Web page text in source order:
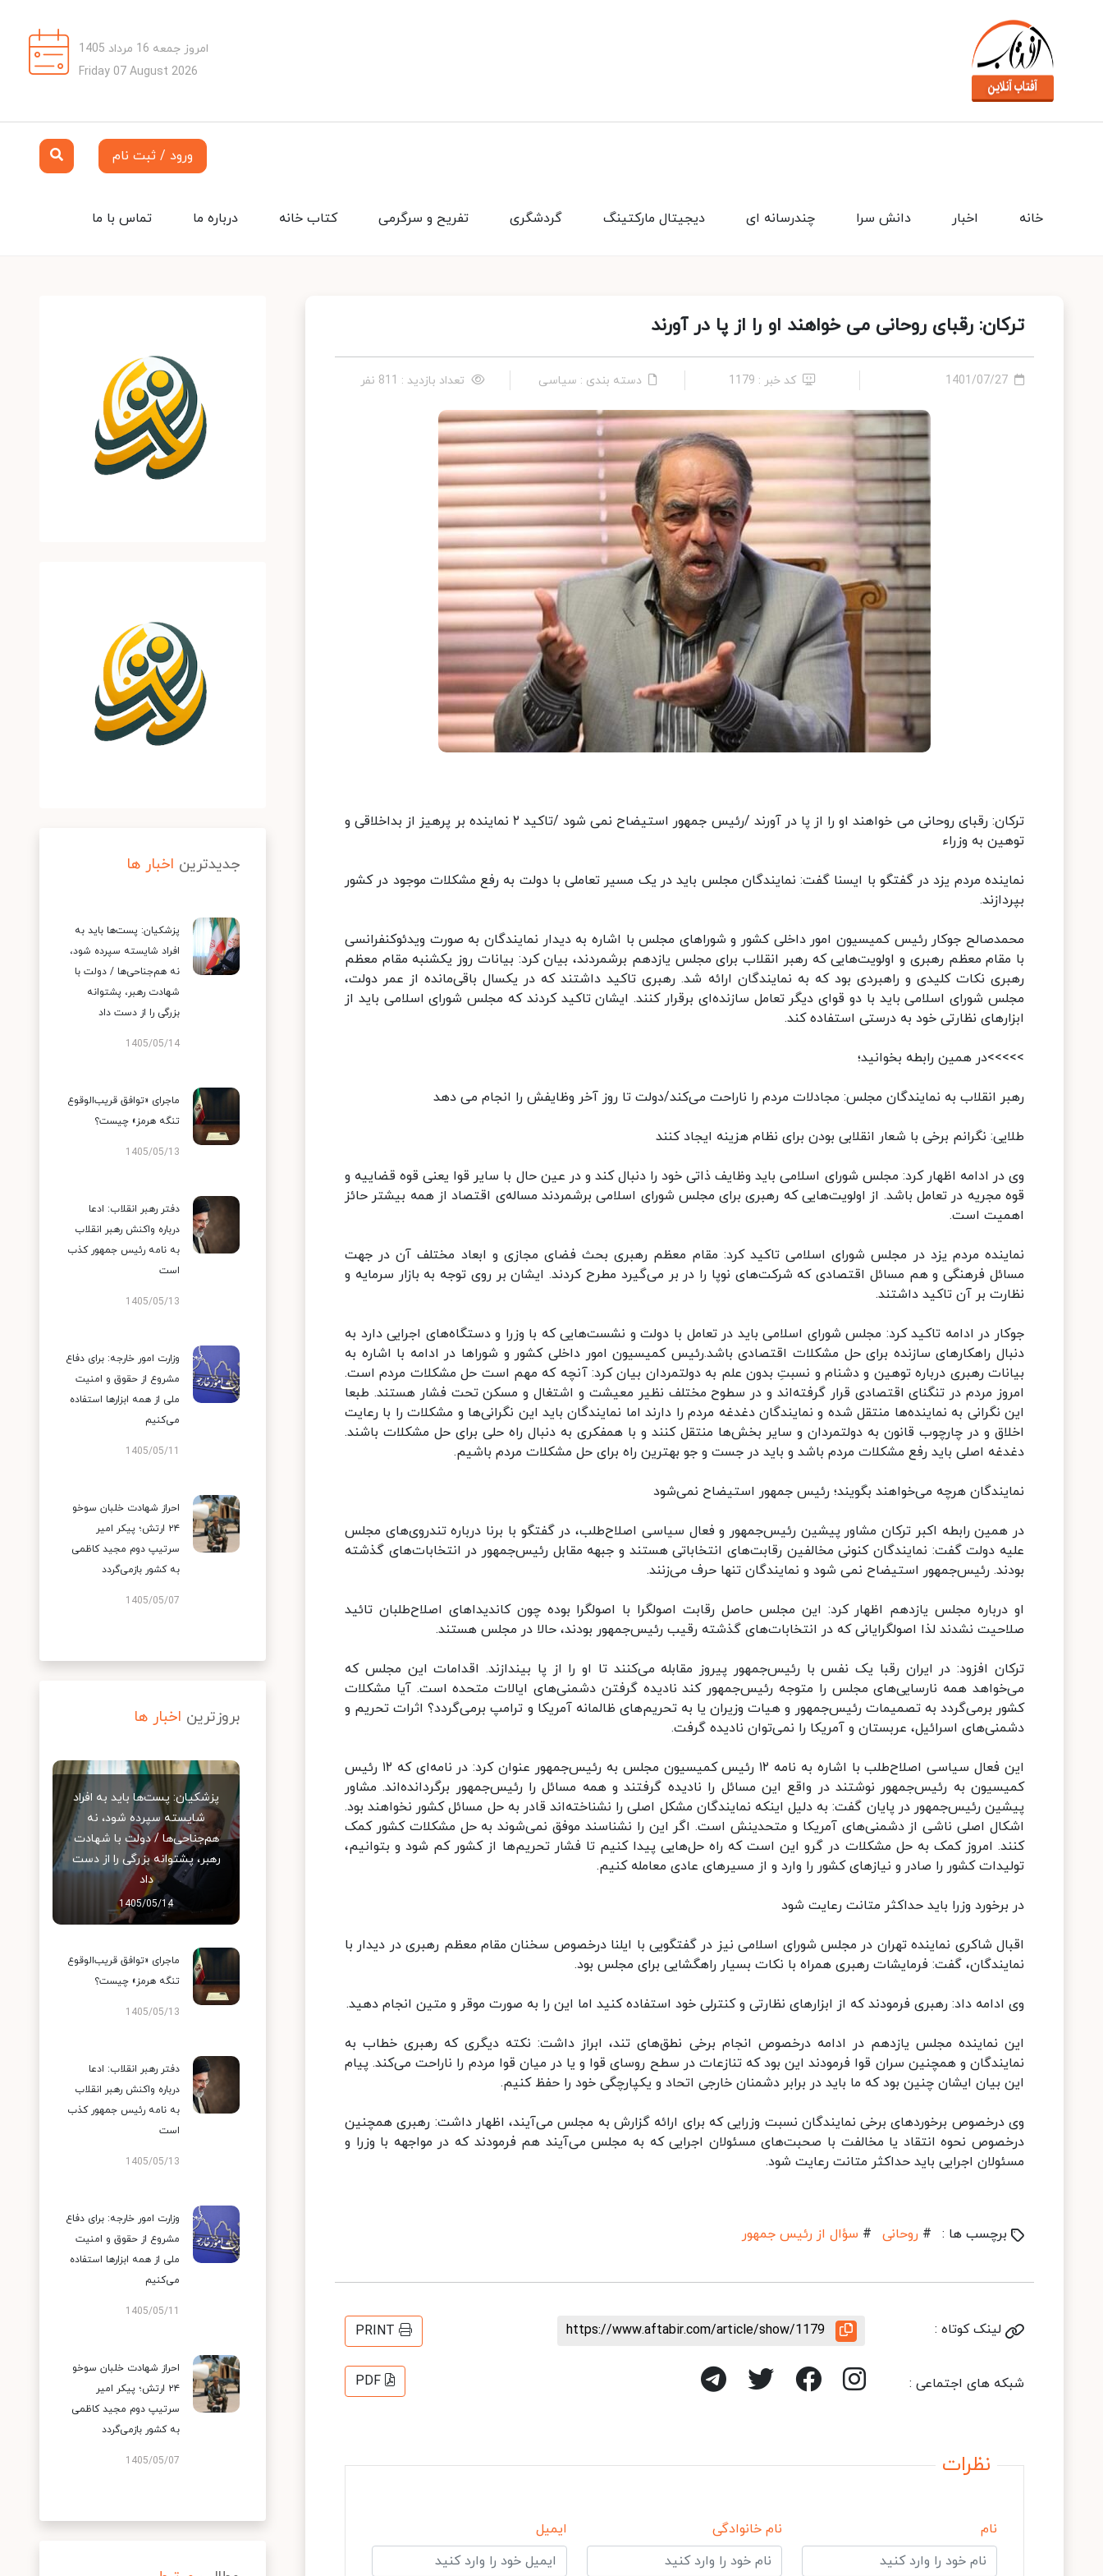
امروز جمعه 16 مرداد 1405
Friday 07 August 2026
ورود / ثبت نام
تماس با ما درباره ما کتاب خانه تفریح و سرگرمی گردشگری دیجیتال مارکتینگ چندرسانه ای دانش سرا اخبار خانه
ترکان: رقبای روحانی می خواهند او را از پا در آورند
1401/07/27 کد خبر : 1179 دسته بندی : سیاسی تعداد بازدید : 811 نفر
ترکان: رقبای روحانی می خواهند او را از پا در آورند /رئیس جمهور استیضاح نمی شود /تاکید ۲ نماینده بر پرهیز از بداخلاقی و
توهین به وزراء
نماینده مردم یزد در گفتگو با ایسنا گفت: نمایندگان مجلس باید در یک مسیر تعاملی با دولت به رفع مشکلات موجود در کشور
بپردازند.
محمدصالح جوکار رئیس کمیسیون امور داخلی کشور و شوراهای مجلس با اشاره به دیدار نمایندگان به صورت ویدئوکنفرانسی
با مقام معظم رهبری و اولویت‌هایی که رهبر انقلاب برای مجلس یازدهم برشمردند، بیان کرد: بیانات روز یکشنبه مقام معظم
رهبری نکات کلیدی و راهبردی بود که به نمایندگان ارائه شد. رهبری تاکید داشتند که در یکسال باقی‌مانده از عمر دولت،
مجلس شورای اسلامی باید با دو قوای دیگر تعامل سازنده‌ای برقرار کنند. ایشان تاکید کردند که مجلس شورای اسلامی باید از
ابزارهای نظارتی خود به درستی استفاده کند.
>>>>>در همین رابطه بخوانید؛
رهبر انقلاب به نمایندگان مجلس: مجادلات مردم را ناراحت می‌کند/دولت تا روز آخر وظایفش را انجام می دهد
طلایی: نگرانم برخی با شعار انقلابی بودن برای نظام هزینه ایجاد کنند
وی در ادامه اظهار کرد: مجلس شورای اسلامی باید وظایف ذاتی خود را دنبال کند و در عین حال با سایر قوا یعنی قوه قضاییه و
قوه مجریه در تعامل باشد. از اولویت‌هایی که رهبری برای مجلس شورای اسلامی برشمردند مساله‌ی اقتصاد از همه بیشتر حائز
اهمیت است.
نماینده مردم یزد در مجلس شورای اسلامی تاکید کرد: مقام معظم رهبری بحث فضای مجازی و ابعاد مختلف آن در جهت
مسائل فرهنگی و هم مسائل اقتصادی که شرکت‌های نوپا را در بر می‌گیرد مطرح کردند. ایشان بر روی توجه به بازار سرمایه‌ و
نظارت بر آن تاکید داشتند.
جوکار در ادامه تاکید کرد: مجلس شورای اسلامی باید در تعامل با دولت و نشست‌هایی که با وزرا و دستگاه‌های اجرایی دارد به
دنبال راهکارهای سازنده برای حل مشکلات اقتصادی باشد.رئیس کمیسیون امور داخلی کشور و شوراها در ادامه با اشاره به
بیانات رهبری درباره توهین و دشنام و نسبتِ بدون علم به دولتمردان بیان کرد: آنچه که مهم است حل مشکلات مردم است.
امروز مردم در تنگنای اقتصادی قرار گرفته‌اند و در سطوح مختلف نظیر معیشت و اشتغال و مسکن تحت فشار هستند. طبعا
این نگرانی به نماینده‌ها منتقل شده و نمایندگان دغدغه مردم را دارند اما نمایندگان باید این نگرانی‌ها و مشکلات را با رعایت
اخلاق و در چارچوب قانون به دولتمردان و سایر بخش‌ها منتقل کنند و با همفکری به دنبال راه حلی برای حل مشکلات باشند.
دغدغه اصلی باید رفع مشکلات مردم باشد و باید در جست و جو بهترین راه برای حل مشکلات مردم باشیم.
نمایندگان هرچه می‌خواهند بگویند؛ رئیس جمهور استیضاح نمی‌شود
در همین رابطه اکبر ترکان مشاور پیشین رئیس‌جمهور و فعال سیاسی اصلاح‌طلب، در گفتگو با برنا درباره تندروی‌های مجلس
علیه دولت گفت: نمایندگان کنونی مخالفین رقابت‌های انتخاباتی هستند و جبهه مقابل رئیس‌جمهور در انتخابات‌های گذشته
بودند. رئیس‌جمهور استیضاح نمی شود و نمایندگان تنها حرف می‌زنند.
او درباره مجلس یازدهم اظهار کرد: این مجلس حاصل رقابت اصولگرا با اصولگرا بوده چون کاندیداهای اصلاح‌طلبان تائید
صلاحیت نشدند لذا اصولگرایانی که در انتخابات‌های گذشته رقیب رئیس‌جمهور بودند، حالا در مجلس هستند.
ترکان افزود: در ایران رقبا یک نفس با رئیس‌جمهور پیروز مقابله می‌کنند تا او را از پا بیندازند. اقدامات این مجلس که
می‌خواهد همه نارسایی‌های مجلس را متوجه رئیس‌جمهور کند نادیده گرفتن دشمنی‌های ایالات متحده است. آیا مشکلات
کشور برمی‌گردد به تصمیمات رئیس‌جمهور و هیات وزیران یا به تحریم‌های ظالمانه‌ آمریکا و ترامپ برمی‌گردد؟ اثرات تحریم و
دشمنی‌های اسرائیل، عربستان و آمریکا را نمی‌توان نادیده گرفت.
این فعال سیاسی اصلاح‌طلب با اشاره به نامه ۱۲ رئیس کمیسیون مجلس به رئیس‌جمهور عنوان کرد: در نامه‌ای که ۱۲ رئیس
کمیسیون به رئیس‌جمهور نوشتند در واقع این مسائل را نادیده گرفتند و همه مسائل را رئیس‌جمهور برگردانده‌اند. مشاور
پیشین رئیس‌جمهور در پایان گفت: به دلیل اینکه نمایندگان مشکل اصلی را نشناخته‌اند قادر به حل مسائل کشور نخواهند بود.
اشکال اصلی ناشی از دشمنی‌های آمریکا و متحدینش است. اگر این را نشناسند موفق نمی‌شوند به حل مشکلات کشور کمک
کنند. امروز کمک به حل مشکلات در گرو این است که راه حل‌هایی پیدا کنیم تا فشار تحریم‌ها از کشور کم شود و بتوانیم،
تولیدات کشور را صادر و نیازهای کشور را وارد و از مسیرهای عادی معامله کنیم.
در برخورد وزرا باید حداکثر متانت رعایت شود
اقبال شاکری نماینده تهران در مجلس شورای اسلامی نیز در گفتگویی با ایلنا درخصوص سخنان مقام معظم رهبری در دیدار با
نمایندگان، گفت: فرمایشات رهبری همراه با نکات بسیار راهگشایی برای مجلس بود.
وی ادامه داد: رهبری فرمودند که از ابزارهای نظارتی و کنترلی خود استفاده کنید اما این را به صورت موقر و متین انجام دهید.
این نماینده مجلس یازدهم در ادامه درخصوص انجام برخی نطق‌های تند، ابراز داشت: نکته دیگری که رهبری خطاب به
نمایندگان و همچنین سران قوا فرمودند این بود که تنازعات در سطح روسای قوا و یا در میان قوا مردم را ناراحت می‌کند. پیام
این بیان ایشان چنین بود که ما باید در برابر دشمنان خارجی اتحاد و یکپارچگی خود را حفظ کنیم.
وی درخصوص برخوردهای برخی نمایندگان نسبت وزرایی که برای ارائه گزارش به مجلس می‌آیند، اظهار داشت: رهبری همچنین
درخصوص نحوه انتقاد یا مخالفت با صحبت‌های مسئولان اجرایی که به مجلس می‌آیند هم فرمودند که در مواجهه با وزرا و
مسئولان اجرایی باید حداکثر متانت رعایت شود.
برچسب ها : # روحانی # سؤال از رئیس جمهور
لینک کوتاه : https://www.aftabir.com/article/show/1179
PRINT
شبکه های اجتماعی : PDF
نظرات
نام نام خانوادگی ایمیل
جدیدترین اخبار ها
پزشکیان: پست‌ها باید به
افراد شایسته سپرده شود،
نه هم‌جناحی‌ها / دولت با
شهادت رهبر، پشتوانه
بزرگی را از دست داد
1405/05/14
ماجرای «توافق قریب‌الوقوع
تنگه هرمز» چیست؟
1405/05/13
دفتر رهبر انقلاب: ادعا
درباره واکنش رهبر انقلاب
به نامه رئیس جمهور کذب
است
1405/05/13
وزارت امور خارجه: برای دفاع
مشروع از حقوق و امنیت
ملی از همه ابزارها استفاده
می‌کنیم
1405/05/11
احراز شهادت خلبان سوخو
۲۴ ارتش؛ پیکر امیر
سرتیپ دوم مجید کاظمی
به کشور بازمی‌گردد
1405/05/07
بروزترین اخبار ها
پزشکیان: پست‌ها باید به افراد
شایسته سپرده شود، نه
هم‌جناحی‌ها / دولت با شهادت
رهبر، پشتوانه بزرگی را از دست
داد
1405/05/14
ماجرای «توافق قریب‌الوقوع
تنگه هرمز» چیست؟
1405/05/13
دفتر رهبر انقلاب: ادعا
درباره واکنش رهبر انقلاب
به نامه رئیس جمهور کذب
است
1405/05/13
وزارت امور خارجه: برای دفاع
مشروع از حقوق و امنیت
ملی از همه ابزارها استفاده
می‌کنیم
1405/05/11
احراز شهادت خلبان سوخو
۲۴ ارتش؛ پیکر امیر
سرتیپ دوم مجید کاظمی
به کشور بازمی‌گردد
1405/05/07